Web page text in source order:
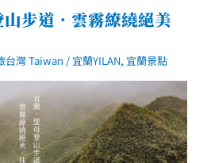
步道．雲霧繚繞絕美
台灣 Taiwan / 宜蘭YILAN, 宜蘭景點